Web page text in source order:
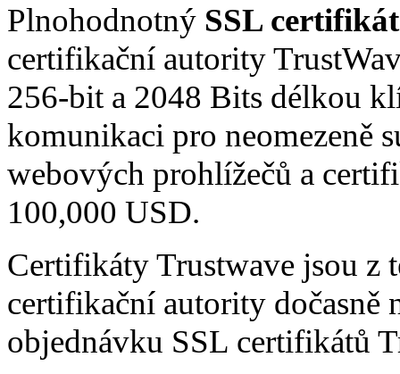
Plnohodnotný SSL
certifikační autority
256-bit a 2048 Bits délkou
komunikaci pro neomezeně
webových prohlížečů a
100,000 USD.
Certifikáty Trustwave jsou z
certifikační autority dočasně
objednávku SSL certifikátů